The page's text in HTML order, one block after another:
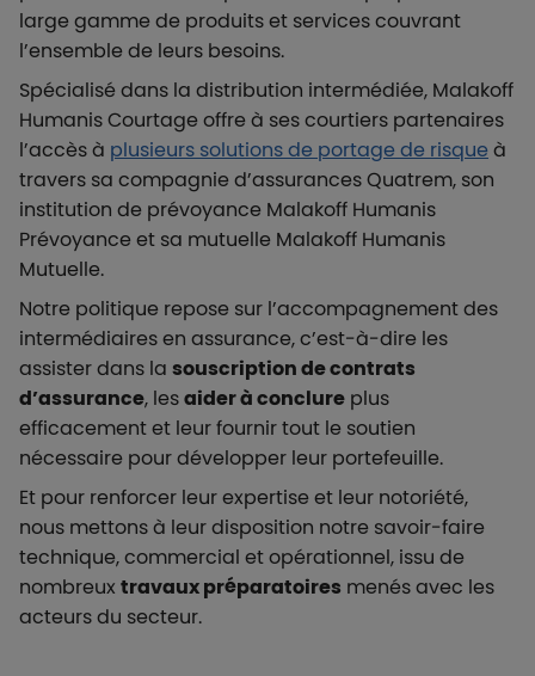
large gamme de produits et services couvrant
l’ensemble de leurs besoins.
Spécialisé dans la distribution intermédiée, Malakoff
Humanis Courtage offre à ses courtiers partenaires
l’accès à plusieurs solutions de portage de risqueà
travers sa compagnie d’assurances Quatrem, son
institution de prévoyance Malakoff Humanis
Prévoyance et sa mutuelle Malakoff Humanis
Mutuelle.
Notre politique repose sur l’accompagnement des
intermédiaires en assurance, c’est-à-dire les
assister dans la souscription de contrats
d’assurance, lesaider à conclure plus
efficacement et leur fournir tout le soutien
nécessaire pour développer leur portefeuille.
Et pour renforcer leur expertise et leur notoriété,
nous mettons à leur disposition notre savoir-faire
technique, commercial et opérationnel, issu de
nombreux travaux préparatoires menés avec les
acteurs du secteur.